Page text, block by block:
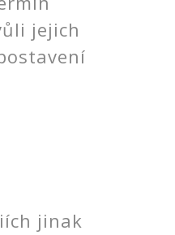
jejich
jinak